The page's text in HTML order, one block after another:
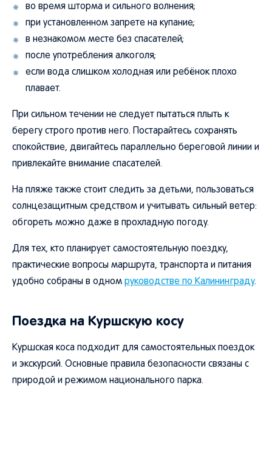
во время шторма и сильного волнения;
при установленном запрете на купание;
в незнакомом месте без спасателей;
после употребления алкоголя;
если вода слишком холодная или ребёнок плохо
плавает.
При сильном течении не следует пытаться плыть к
берегу строго против него. Постарайтесь сохранять
спокойствие, двигайтесь параллельно береговой линии и
привлекайте внимание спасателей.
На пляже также стоит следить за детьми, пользоваться
солнцезащитным средством и учитывать сильный ветер:
обгореть можно даже в прохладную погоду.
Для тех, кто планирует самостоятельную поездку,
практические вопросы маршрута, транспорта и питания
удобно собраны в одном руководстве по Калининграду.
Поездка на Куршскую косу
Куршская коса подходит для самостоятельных поездок
и экскурсий. Основные правила безопасности связаны с
природой и режимом национального парка.